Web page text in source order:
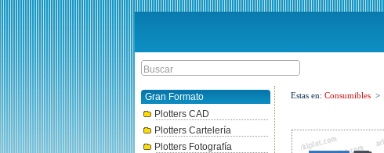
Gran Formato
Plotters CAD
Plotters Cartelería
Plotters Fotografía
Estas en: Consumibles >